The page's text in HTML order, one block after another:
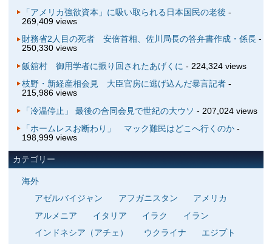
「アメリカ強欲資本」に吸い取られる日本国民の老後 -
269,409 views
財務省2人目の死者 安倍首相、佐川局長の答弁書作成・係長-
250,330 views
飯舘村 御用学者に振り回されたあげくに - 224,324 views
枝野・新経産相会見 大臣官房に逃げ込んだ暴言記者-
215,986 views
「冷温停止」 最後の合同会見で世紀の大ウソ - 207,024 views
「ホームレスお断わり」 マック難民はどこへ行くのか-
198,999 views
カテゴリー
海外
アゼルバイジャン
アフガニスタン
アメリカ
アルメニア
イタリア イラク
イラン
インドネシア（アチェ）
ウクライナ
エジプト